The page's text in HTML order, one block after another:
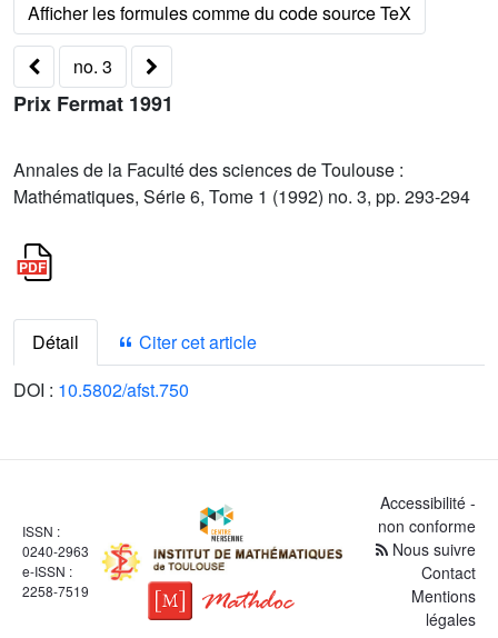
no. 3
Prix Fermat 1991
Annales de la Faculté des sciences de Toulouse :
Mathématiques, Série 6, Tome 1 (1992) no. 3, pp. 293-294
Détail
Citer cet article
DOI : 10.5802/afst.750
ISSN :
0240-2963
e-ISSN :
2258-7519
Accessibilité -
non conforme
Nous suivre
Contact
Mentions
légales